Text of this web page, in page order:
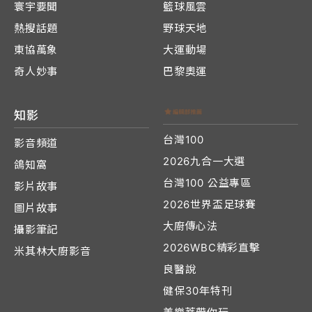
寰宇要聞
熱搜話題
東協萬象
奇人妙事
籃球風雲
野球天地
大運動場
巴黎奧運
知影
影音頻道
鴿知窩
影片故事
圖片故事
攝影筆記
米其林大廚影音
台灣100
2026九合一大選
台灣100 公益專區
2026世界盃足球賽
大廚傳心法
2026WBC精彩直擊
良醫說
健保30年特刊